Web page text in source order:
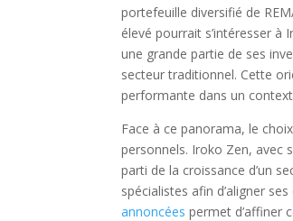
portefeuille diversifié de
élevé pourrait s’intéresser à
une grande partie de ses
secteur traditionnel. Cette
performante dans un
Face à ce panorama, le
personnels. Iroko Zen, avec
parti de la croissance d’un
spécialistes afin d’aligner
annoncées permet d’affiner